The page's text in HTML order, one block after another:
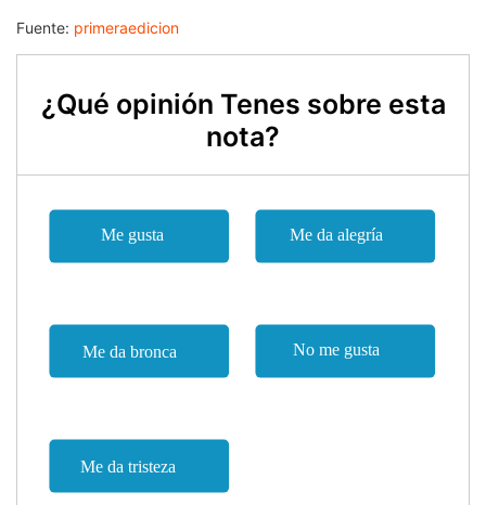
Fuente: primeraedicion
¿Qué opinión Tenes sobre esta
nota?